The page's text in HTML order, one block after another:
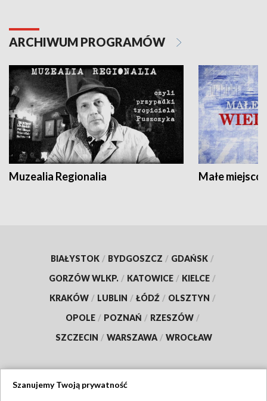
ARCHIWUM PROGRAMÓW
Muzealia Regionalia Małe
BIAŁYSTOK / BYDGOSZCZ / GDAŃSK /
GORZÓW WLKP. / KATOWICE / KIELCE /
KRAKÓW / LUBLIN / ŁÓDŹ / OLSZTYN /
OPOLE / POZNAŃ / RZESZÓW /
SZCZECIN / WARSZAWA / WROCŁAW
Szanujemy Twoją prywatność